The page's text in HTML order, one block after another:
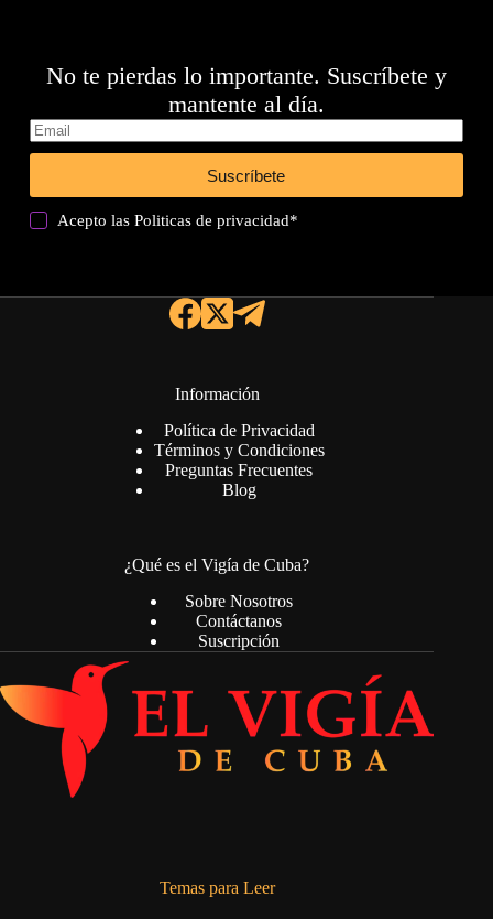
No te pierdas lo importante. Suscríbete y
mantente al día.
Suscríbete
Acepto lasPoliticas de privacidad*
Información
Política de Privacidad
Términos y Condiciones
Preguntas Frecuentes
Blog
¿Qué es el Vigía de Cuba?
Sobre Nosotros
Contáctanos
Suscripción
Temas para Leer